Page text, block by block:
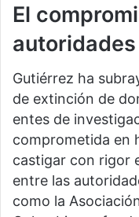
El
Gutiérrez ha
de extinción de
entes de
comprometida en
castigar con rigor
entre las
como la